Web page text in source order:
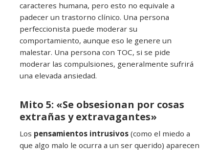
caracteres humana, pero esto no equivale a
padecer un trastorno clínico. Una persona
perfeccionista puede moderar su
comportamiento, aunque eso le genere un
malestar. Una persona con TOC, si se pide
moderar las compulsiones, generalmente sufrirá
una elevada ansiedad.
Mito 5: «Se obsesionan por cosas
extrañas y extravagantes»
Los pensamientos intrusivos (como el miedo a
que algo malo le ocurra a un ser querido) aparecen